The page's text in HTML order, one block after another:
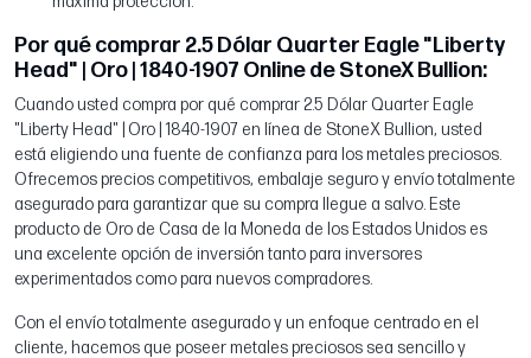
Por qué comprar 2.5 Dólar Quarter Eagle "Liberty
Head" | Oro | 1840-1907 Online de StoneX Bullion:
Cuando usted compra por qué comprar 2.5 Dólar Quarter Eagle
"Liberty Head" | Oro | 1840-1907 en línea de StoneX Bullion, usted
está eligiendo una fuente de confianza para los metales preciosos.
Ofrecemos precios competitivos, embalaje seguro y envío totalmente
asegurado para garantizar que su compra llegue a salvo. Este
producto de Oro de Casa de la Moneda de los Estados Unidos es
una excelente opción de inversión tanto para inversores
experimentados como para nuevos compradores.
Con el envío totalmente asegurado y un enfoque centrado en el
cliente, hacemos que poseer metales preciosos sea sencillo y